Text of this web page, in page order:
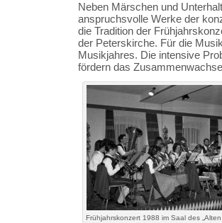
Neben Märschen und
anspruchsvolle Werke der
die Tradition der
der Peterskirche. Für die
Musikjahres. Die intensive
fördern das
Frühjahrskonzert 1988 im Saal des